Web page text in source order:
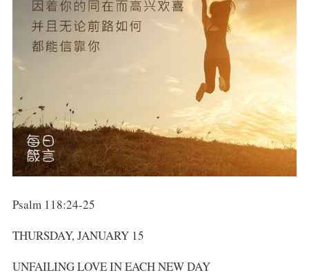
Psalm 118:24-25
THURSDAY, JANUARY 15
UNFAILING LOVE IN EACH NEW DAY